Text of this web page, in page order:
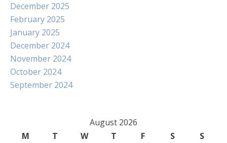
December 2025
February 2025
January 2025
December 2024
November 2024
October 2024
September 2024
August 2026
M
T W T F S
S